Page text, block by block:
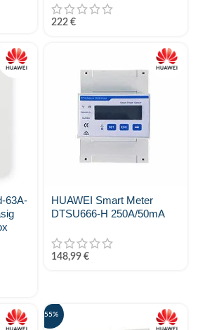
Energy
222 €
63A-
HUAWEI Smart Meter
DTSU666-H 250A/50mA
148,99 €
-55%